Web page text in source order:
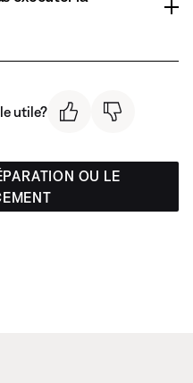
utile?
OU LE